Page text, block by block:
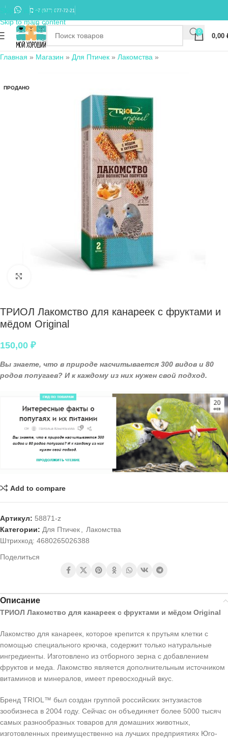
Skip to navigation
Skip to main content
+7 (977) 677-72-21
0
0,00
Главная » Магазин » Для Птичек » Лакомства »
ПРОДАНО
ТРИОЛ Лакомство для канареек с фруктами и
мёдом Original
150,00 ₽
Вы знаете, что в природе насчитывается 300 видов и 80
родов попугаев? И к каждому из них нужен свой подход.
Add to compare
Артикул: 58871-z
Категории: Для Птичек, Лакомства
Штрихкод: 4680265026388
Поделиться
Описание
ТРИОЛ Лакомство для канареек с фруктами и мёдом Original
Лакомство для канареек, которое крепится к прутьям клетки с
помощью специального крючка, содержит только натуральные
ингредиенты. Изготовлено из отборного зерна с добавлением
фруктов и меда. Лакомство является дополнительным источником
витаминов и минералов, имеет превосходный вкус.
Бренд TRIOL™ был создан группой российских энтузиастов
зообизнеса в 2004 году. Сейчас он объединяет более 5000 тысяч
самых разнообразных товаров для домашних животных,
изготовленных преимущественно на лучших предприятиях Юго-